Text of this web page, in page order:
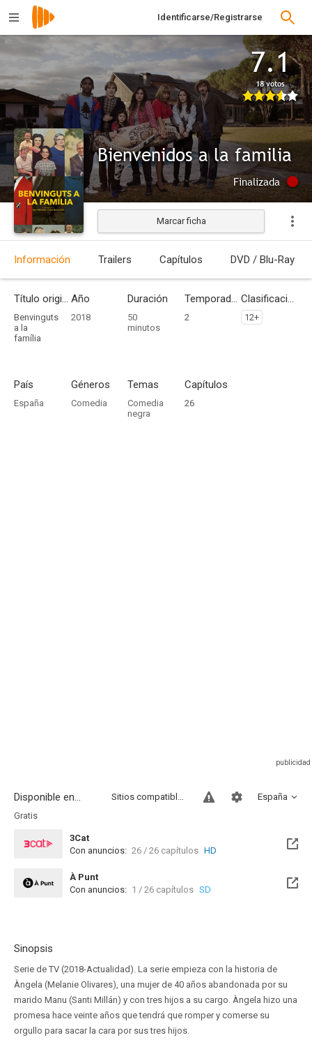
Identificarse/Registrarse
7.1
18 votos
Bienvenidos a la familia
Finalizada
Marcar ficha
Información Trailers Capítulos DVD / Blu-Ray
Título original
Benvinguts
a la
família
Año
2018
Duración
50
minutos
Temporadas
2
Clasificación por edades
12+
País
España
Géneros
Comedia
Temas
Comedia
negra
Capítulos
26
Disponible en... España
Sitios compatibles
Gratis
3Cat
Con anuncios: 26 / 26 capítulos HD
À Punt
Con anuncios: 1 / 26 capítulos SD
Sinopsis
Serie de TV (2018-Actualidad). La serie empieza con la historia de
Àngela (Melanie Olivares), una mujer de 40 años abandonada por su
marido Manu (Santi Millán) y con tres hijos a su cargo. Àngela hizo una
promesa hace veinte años que tendrá que romper y comerse su
orgullo para sacar la cara por sus tres hijos.